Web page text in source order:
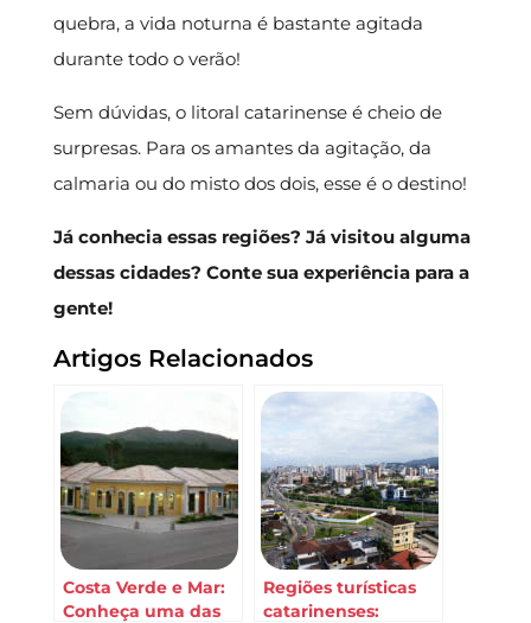
quebra, a vida noturna é bastante agitada
durante todo o verão!
Sem dúvidas, o litoral catarinense é cheio de
surpresas. Para os amantes da agitação, da
calmaria ou do misto dos dois, esse é o destino!
Já conhecia essas regiões? Já visitou alguma
dessas cidades? Conte sua experiência para a
gente!
Artigos Relacionados
Costa Verde e Mar:
Conheça uma das
Regiões turísticas
catarinenses: